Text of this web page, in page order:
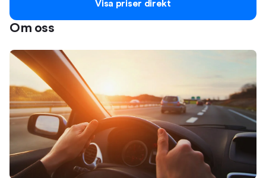
Visa priser direkt
Om oss